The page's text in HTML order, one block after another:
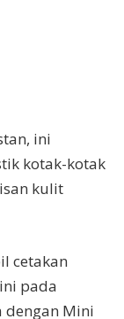
ini
kotak-kotak
kulit
cetakan
pada
dengan Mini